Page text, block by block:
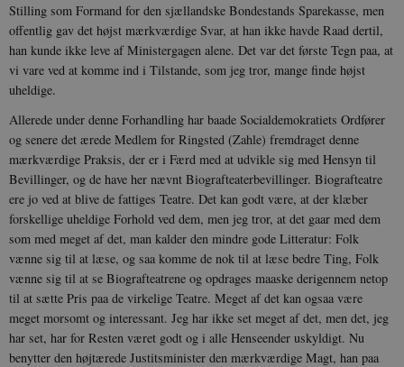
Stilling som Formand for den sjællandske Bondestands Sparekasse, men
offentlig gav det højst mærkværdige Svar, at han ikke havde Raad dertil,
han kunde ikke leve af Mini­stergagen alene. Det var det første Tegn paa, at
vi vare ved at komme ind i Til­stande, som jeg tror, mange finde højst
uheldige.
Allerede under denne Forhandling har baade Socialdemokratiets Ordfører
og se­nere det ærede Medlem for Ringsted (Zahle) fremdraget denne
mærkværdige Praksis, der er i Færd med at udvikle sig med Hensyn til
Bevillinger, og de have her nævnt Biografteaterbevillinger. Biografteatre
ere jo ved at blive de fattiges Teatre. Det kan godt være, at der klæber
forskellige uheldige Forhold ved dem, men jeg tror, at det gaar med dem
som med meget af det, man kalder den mindre gode Litteratur: Folk
vænne sig til at læse, og saa komme de nok til at læse bedre Ting, Folk
vænne sig til at se Biografteatrene og opdrages maaske derigennem netop
til at sætte Pris paa de virkelige Teatre. Meget af det kan ogsaa være
meget morsomt og interessant. Jeg har ikke set meget af det, men det, jeg
har set, har for Resten været godt og i alle Hen­seender uskyldigt. Nu
benytter den højt­ærede Justitsminister den mærkværdige Magt, han paa